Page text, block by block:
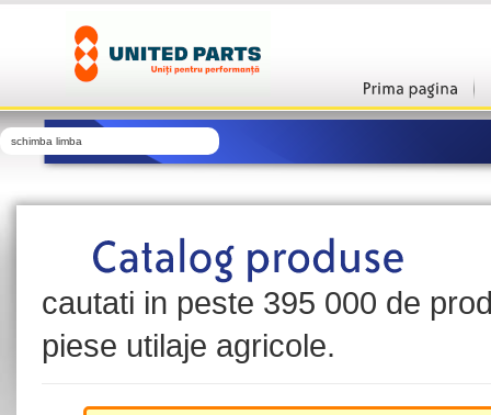
schimba limba
cautati in peste 395 000 de
piese utilaje agricole.